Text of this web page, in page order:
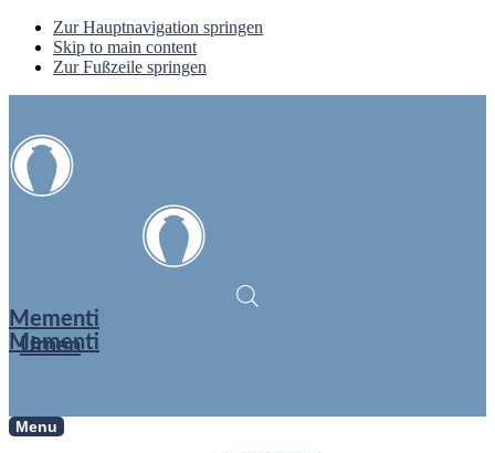
Zur Hauptnavigation springen
Skip to main content
Zur Fußzeile springen
Mementi
Urnen
Mementi
Menu